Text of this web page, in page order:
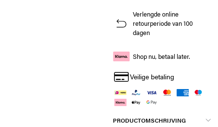
Verlengde online
retourperiode van 100
dagen
Shop nu, betaal later.
Veilige betaling
PRODUCTOMSCHRIJVING